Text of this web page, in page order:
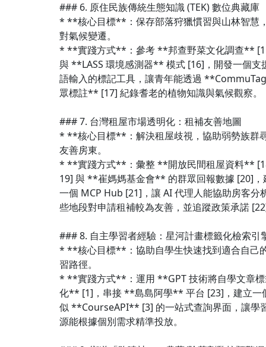
### 6. 原住民族傳統生態知識 (TEK) 數位典藏庫
* **核心目標**：保存部落狩獵慣習與山林智慧
對氣候變遷。
* **實踐方式**：參考 **邦查野菜文化調查**
與 **LASS 環境感測器** 模式 [16]，開發一個支
語輸入的標記工具，讓青年能透過
眾標註** [17] 紀錄耆老的植物知識與氣候觀察。
### 7. 台灣租屋市場透明化：租補友善地圖
* **核心目標**：解決租屋歧視，協助弱勢族群
友善房東。
* **實踐方式**：彙整 **開放民間租屋資料**
19] 與 **崔媽媽基金會** 的群眾回報數據 [20]，
一個 MCP Hub [21]，讓 AI 代理人能協助房客分
些地段對申請租補較為友善，並追蹤政策承諾
### 8. 自主學習者經驗：星河計畫標籤化檢索引
* **核心目標**：協助自學生快速找到適合自己
習路徑。
* **實踐方式**：運用 **GPT 技術將自學文章
化** [1]，串接 **島島阿學** 平台 [23]，建立一
似 **CourseAPI** [3] 的一站式查詢界面，讓學
源能根據個別需求精準投放。